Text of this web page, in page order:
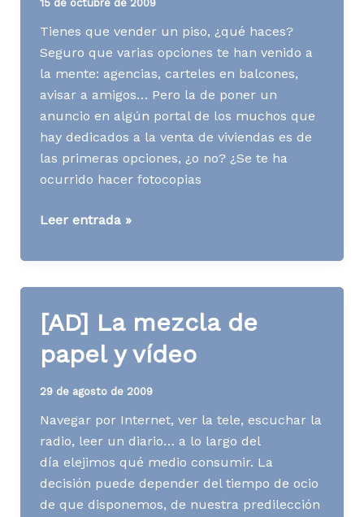
15 de octubre de 2009
Tienes que vender un piso, ¿qué haces?
Seguro que varias opciones te han venido a
la mente: agencias, carteles en balcones,
avisar a amigos… Pero la de poner un
anuncio en algún portal de los muchos que
hay dedicados a la venta de viviendas es de
las primeras opciones, ¿o no? ¿Se te ha
ocurrido hacer fotocopias
[WWW]
se
«Se
vende»
Leer entrada »
[AD] La mezcla de
papel y vídeo
29 de agosto de 2009
Navegar por Internet, ver la tele, escuchar la
radio, leer un diario… a lo largo del
día elejimos qué medio consumir. La
decisión puede depender del tiempo de ocio
de que disponemos, de nuestra predilección